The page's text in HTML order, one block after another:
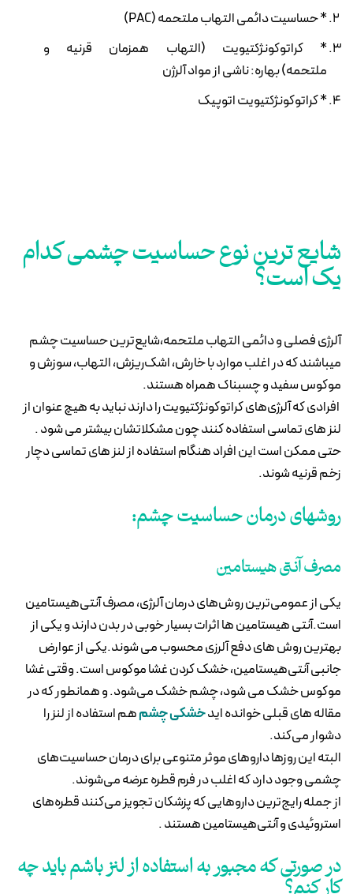
* حساسیت دائمی التهاب ملتحمه (PAC)
* کراتوکونژکتیویت (التهاب همزمان قرنیه و
ملتحمه) بهاره: ناشی از مواد آلرژن
* کراتوکونژکتیویت اتوپیک
شایع ترین نوع حساسیت چشمی کدام
یک است؟
آلرژی فصلی و دائمی التهاب ملتحمه،شایع‌ترین حساسیت چشم
میباشند که در اغلب موارد با خارش، اشک‌ریزش، التهاب، سوزش و
موکوس سفید و چسبناک همراه هستند.
افرادی که آلرژی‌های کراتوکونژکتیویت را دارند نباید به هیچ عنوان از
لنز های تماسی استفاده کنند چون مشکلاتشان بیشتر می‌ شود .
حتی ممکن است این افراد هنگام استفاده از لنز های تماسی دچار
زخم قرنیه شوند.
روشهای درمان حساسیت چشم:
مصرف آنتی هیستامین
یکی از عمومی‌ترین روش‌های درمان آلرژی، مصرف آنتی‌هیستامین
است.آنتی هیستامین ها اثرات بسیار خوبی در بدن دارند و یکی از
بهترین روش های دفع آلرزی محسوب می شوند.یکی از عوارض
جانبی آنتی‌هیستامین، خشک کردن غشا موکوس است. وقتی غشا
موکوس خشک می شود، چشم خشک می‌شود. و همانطور که در
مقاله های قبلی خوانده ایدخشکی چشمهم استفاده از لنز را
دشوار می‌کند.
البته این روزها داروهای موثر متنوعی برای درمان حساسیت‌های
چشمی وجود دارد که اغلب در فرم قطره عرضه می‌شوند.
از جمله رایج‌ترین داروهایی که پزشکان تجویز می‌کنند قطره‌های
استروئیدی و آنتی‌هیستامین هستند .
در صورتی که مجبور به استفاده از لنز باشم باید چه